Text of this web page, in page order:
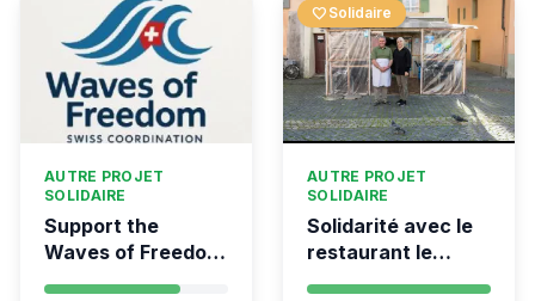
AUTRE PROJET
SOLIDAIRE
Support the
Waves of Freedom
favorite Solidaire
AUTRE PROJET
SOLIDAIRE
Solidarité avec le
restaurant le